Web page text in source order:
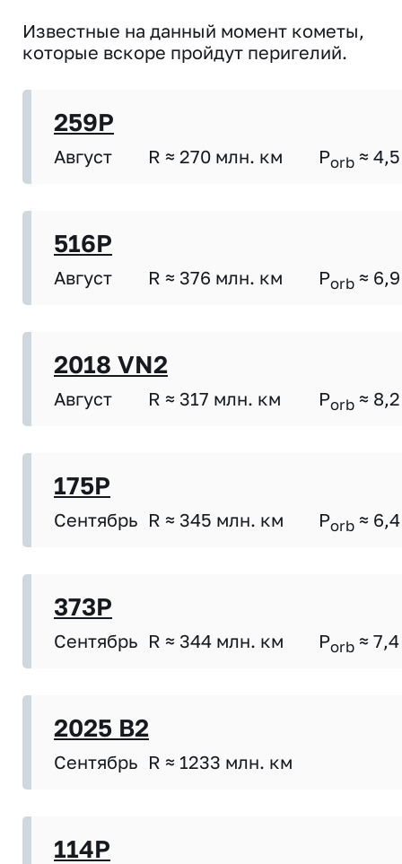
Известные на данный момент кометы,
которые вскоре пройдут перигелий.
259P
Август R ≈ 270 млн. км Porb ≈ 4,5
516P
Август R ≈ 376 млн. км Porb ≈ 6,9
2018 VN2
Август R ≈ 317 млн. км Porb ≈ 8,2
175P
Сентябрь R ≈ 345 млн. км Porb ≈ 6,4
373P
Сентябрь R ≈ 344 млн. км Porb ≈ 7,4
2025 B2
Сентябрь R ≈ 1233 млн. км
114P